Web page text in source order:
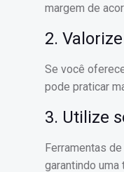
margem de
2.
Se você
pode praticar
3. Utilize
Ferramentas
garantindo